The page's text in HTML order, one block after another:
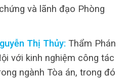
và lãnh đạo Phòng
Thị Thủy: Thẩm Phán
với kinh nghiệm công tác
ngành Tòa án, trong đó